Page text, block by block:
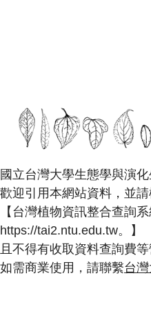
國立台灣大學生態學與演
歡迎引用本網站資料，並請
【台灣植物資訊整合查詢系
https://tai2.ntu.edu.tw。】
且不得有收取資料查詢費等
如需商業使用，請聯繫台